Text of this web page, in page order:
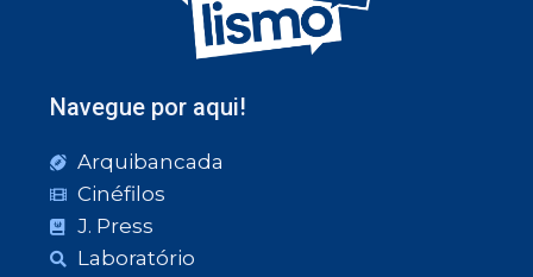
Navegue por aqui!
Arquibancada
Cinéfilos
J. Press
Laboratório